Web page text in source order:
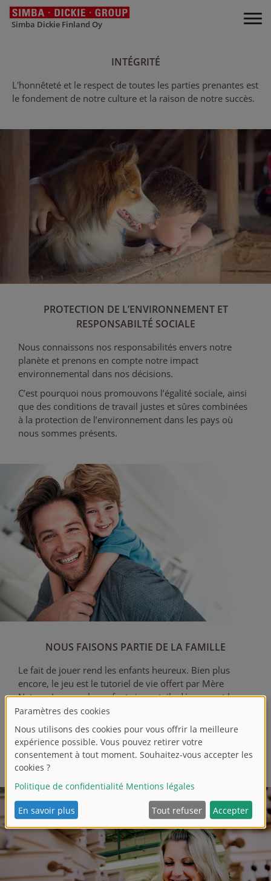
Simba Dickie Finland Oy
INTÉGRITÉ
L'honnêteté et le respect de toutes les parties prenantes est
le fondement de notre culture et la raison de notre succès.
PROTECTION DE L’ENVIRONNEMENT ET
RESPONSABILTÉ SOCIALE
Nous connaissons nos responsabilités envers notre
planète et prenons en compte notre impact
environnemental dans nos décisions.
C’est pourquoi nous promouvons l’égalité sociale, ainsi
que des conditions de travail justes et sûres combinées
à la protection de l’environnement dans les pays où
nous sommes présents.
NOUS FAISONS PARTIE DE LA FAMILLE
Le fait de jouer rend les enfants heureux. Bien plus
encore, le jeu est le tutoriel de vie offert par Mère
Nature. Lorsque les enfants jouent, ils découvrent leurs
talents et développent leurs compétences.
Avec nos produits, nous participons dès le début au
développement de l’enfant. C’est notre devoir. Et notre
amour du jeu nous permet de satisfaire cette passion.